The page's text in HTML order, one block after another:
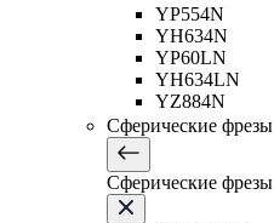
YP554N
YH634N
YP60LN
YH634LN
YZ884N
Сферические фрезы
Сферические фрезы